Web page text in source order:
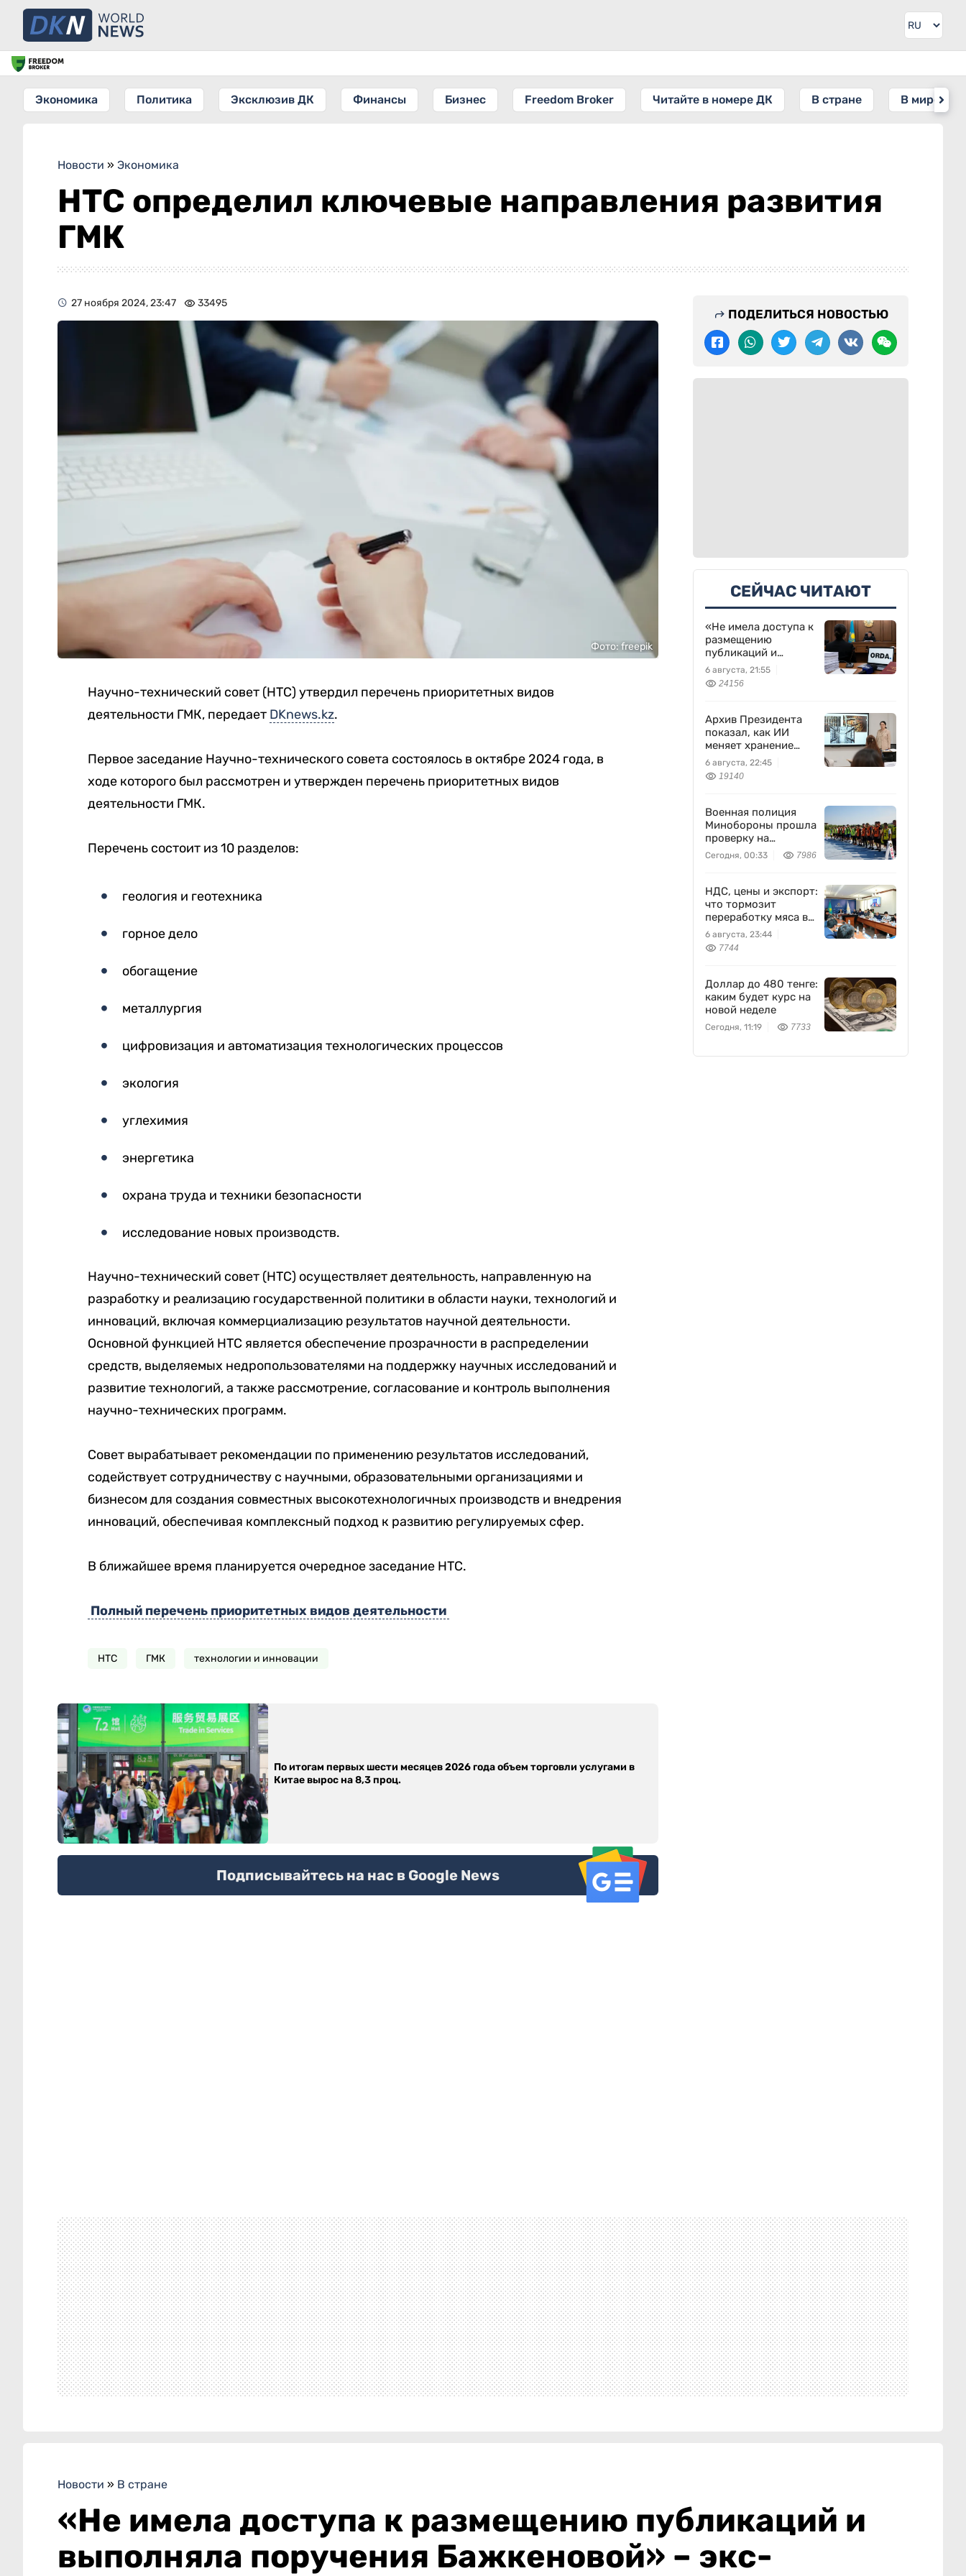
Экономика Политика Эксклюзив ДК Финансы Бизнес Freedom Broker Читайте в номере ДК В стране В мире
Новости » Экономика
НТС определил ключевые направления развития
ГМК
27 ноября 2024, 23:47 33495
Фото: freepik
Научно-технический совет (НТС) утвердил перечень приоритетных видов
деятельности ГМК, передает DKnews.kz.
Первое заседание Научно-технического совета состоялось в октябре 2024 года, в
ходе которого был рассмотрен и утвержден перечень приоритетных видов
деятельности ГМК.
Перечень состоит из 10 разделов:
геология и геотехника
горное дело
обогащение
металлургия
цифровизация и автоматизация технологических процессов
экология
углехимия
энергетика
охрана труда и техники безопасности
исследование новых производств.
Научно-технический совет (НТС) осуществляет деятельность, направленную на
разработку и реализацию государственной политики в области науки, технологий и
инноваций, включая коммерциализацию результатов научной деятельности.
Основной функцией НТС является обеспечение прозрачности в распределении
средств, выделяемых недропользователями на поддержку научных исследований и
развитие технологий, а также рассмотрение, согласование и контроль выполнения
научно-технических программ.
Совет вырабатывает рекомендации по применению результатов исследований,
содействует сотрудничеству с научными, образовательными организациями и
бизнесом для создания совместных высокотехнологичных производств и внедрения
инноваций, обеспечивая комплексный подход к развитию регулируемых сфер.
В ближайшее время планируется очередное заседание НТС.
Полный перечень приоритетных видов деятельности
НТС ГМК технологии и инновации
По итогам первых шести месяцев 2026 года объем торговли услугами в
Китае вырос на 8,3 проц.
Подписывайтесь на нас в Google News
ПОДЕЛИТЬСЯ НОВОСТЬЮ
СЕЙЧАС ЧИТАЮТ
«Не имела доступа к
размещению
публикаций и
выполняла
поручения
Бажкеновой» – экс-
Orda.kz Дуйсенова
6 августа, 21:55
24156
Архив Президента
показал, как ИИ
меняет хранение
документов в
Казахстане
6 августа, 22:45
19140
Военная полиция
Минобороны прошла
проверку на
выносливость
Сегодня, 00:33 7986
НДС, цены и экспорт:
что тормозит
переработку мяса в
Казахстане
6 августа, 23:44
7744
Доллар до 480 тенге:
каким будет курс на
новой неделе
Сегодня, 11:19 7733
Новости » В стране
«Не имела доступа к размещению публикаций и
выполняла поручения Бажкеновой» – экс-